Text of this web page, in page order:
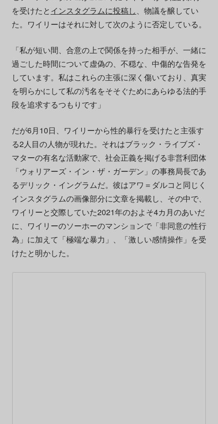
を受けたとインスタグラムに投稿し、物議を醸してい
た。ワイリーはそれに対して次のように否定している。
「私が短い間、合意の上で関係を持った相手が、一緒に
過ごした時間について虚偽の、不穏な、中傷的な告発を
しています。私はこれらの主張に深く傷いており、真実
を明らかにして私の汚名をそそぐためにあらゆる法的手
段を追求するつもりです」
だが6月10日、ワイリーから性的暴行を受けたと主張す
る2人目の人物が現れた。それはブラック・ライブズ・
マターの有名な活動家で、社会正義を掲げる非営利団体
「ウォリアーズ・イン・ザ・ガーデン」の事務局長であ
るデリック・イングラムだ。彼はアワ＝ダルコと同じく
インスタグラムの画像部分に文章を掲載し、その中で、
ワイリーと交際していた2021年のおよそ4カ月のあいだ
に、ワイリーのソーホーのマンションで「非同意の性行
為」に加えて「極端な暴力」、「激しい感情操作」を受
けたと明かした。